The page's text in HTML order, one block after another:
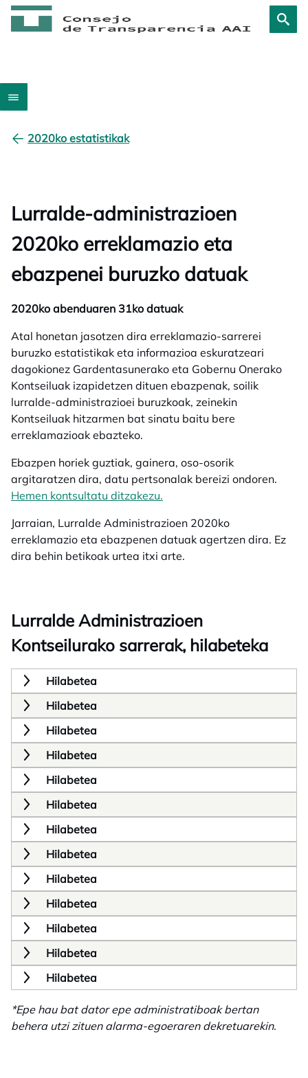
2020ko estatistikak
Lurralde-administrazioen
2020ko erreklamazio eta
ebazpenei buruzko datuak
2020ko abenduaren 31ko datuak
Atal honetan jasotzen dira erreklamazio-sarrerei
buruzko estatistikak eta informazioa eskuratzeari
dagokionez Gardentasunerako eta Gobernu Onerako
Kontseiluak izapidetzen dituen ebazpenak, soilik
lurralde-administrazioei buruzkoak, zeinekin
Kontseiluak hitzarmen bat sinatu baitu bere
erreklamazioak ebazteko.
Ebazpen horiek guztiak, gainera, oso-osorik
argitaratzen dira, datu pertsonalak bereizi ondoren.
Hemen kontsultatu ditzakezu.
Jarraian, Lurralde Administrazioen 2020ko
erreklamazio eta ebazpenen datuak agertzen dira. Ez
dira behin betikoak urtea itxi arte.
Lurralde Administrazioen
Kontseilurako sarrerak, hilabeteka
Hilabetea
Hilabetea
Hilabetea
Hilabetea
Hilabetea
Hilabetea
Hilabetea
Hilabetea
Hilabetea
Hilabetea
Hilabetea
Hilabetea
Hilabetea
*Epe hau bat dator epe administratiboak bertan
behera utzi zituen alarma-egoeraren dekretuarekin.